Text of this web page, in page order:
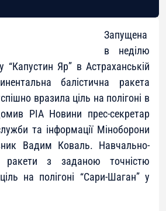
Запущена
в неділю
“Капустин Яр” в Астраханській
балістична ракета
вразила ціль на полігоні в
РІА Новини прес-секретар
та інформації Міноборони
Вадим Коваль. Навчально-
ракети з заданою точністю
на полігоні “Сари-Шаган” у